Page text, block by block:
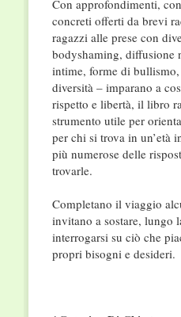
Con approfondimenti,
concreti offerti da brevi
ragazzi alle prese con
bodyshaming, diffusione
intime, forme di
diversità – imparano a
rispetto e libertà, il libro
strumento utile per
per chi si trova in un’età
più numerose delle
trovarle.
Completano il viaggio
invitano a sostare, lungo
interrogarsi su ciò che
propri bisogni e desideri.